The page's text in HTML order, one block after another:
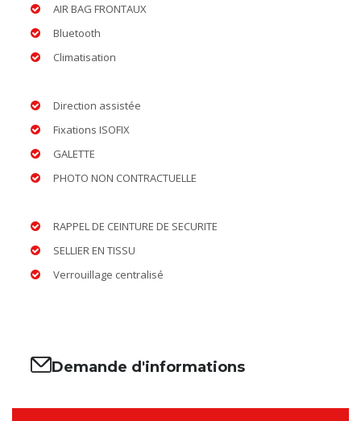
AIR BAG FRONTAUX
Bluetooth
Climatisation
Direction assistée
Fixations ISOFIX
GALETTE
PHOTO NON CONTRACTUELLE
RAPPEL DE CEINTURE DE SECURITE
SELLIER EN TISSU
Verrouillage centralisé
Demande d'informations